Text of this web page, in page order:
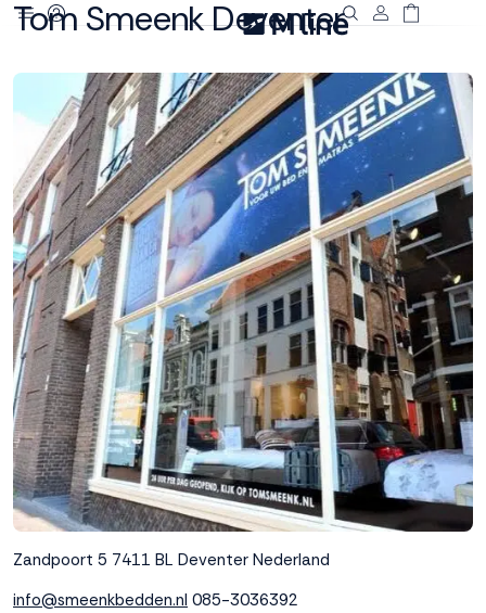
gebruikt
cookies
M line plaatst
functionele,
analytische en
marketing cookies.
Dankzij functionele
cookies werkt de
website goed, terwijl
de analytische
cookies ons helpen
om de website te
verbeteren. Via de
marketing cookies
kunnen we jouw
interactie met ons
binnen en buiten
onze website te
volgen. Dat doen we
legitiem en belangrijk,
Tom Smeenk Deventer
Zandpoort 5 7411 BL Deventer Nederland
info@smeenkbedden.nl 085-3036392